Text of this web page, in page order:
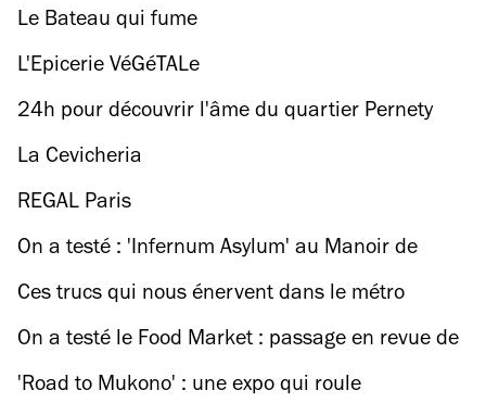
Le Bateau qui fume
L'Epicerie VéGéTALe
24h pour découvrir l'âme du quartier Pernety
La Cevicheria
REGAL Paris
On a testé : 'Infernum Asylum' au Manoir de
Paris
Ces trucs qui nous énervent dans le métro
On a testé le Food Market : passage en revue de
nos stands préférés
'Road to Mukono' : une expo qui roule